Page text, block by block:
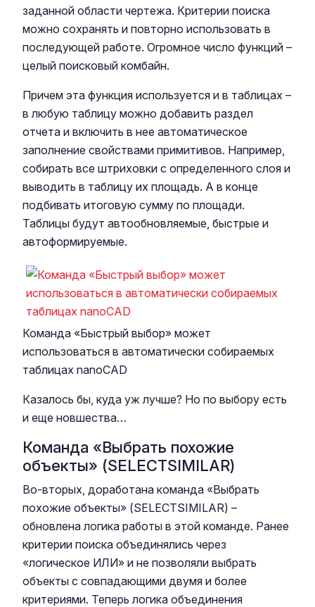
заданной области чертежа. Критерии поиска
можно сохранять и повторно использовать в
последующей работе. Огромное число функций –
целый поисковый комбайн.
Причем эта функция используется и в таблицах –
в любую таблицу можно добавить раздел
отчета и включить в нее автоматическое
заполнение свойствами примитивов. Например,
собирать все штриховки с определенного слоя и
выводить в таблицу их площадь. А в конце
подбивать итоговую сумму по площади.
Таблицы будут автообновляемые, быстрые и
автоформируемые.
Команда «Быстрый выбор» может
использоваться в автоматически собираемых
таблицах nanoCAD
Казалось бы, куда уж лучше? Но по выбору есть
и еще новшества…
Команда «Выбрать похожие
объекты» (SELECTSIMILAR)
Во-вторых, доработана команда «Выбрать
похожие объекты» (SELECTSIMILAR) –
обновлена логика работы в этой команде. Ранее
критерии поиска объединялись через
«логическое ИЛИ» и не позволяли выбрать
объекты с совпадающими двумя и более
критериями. Теперь логика объединения